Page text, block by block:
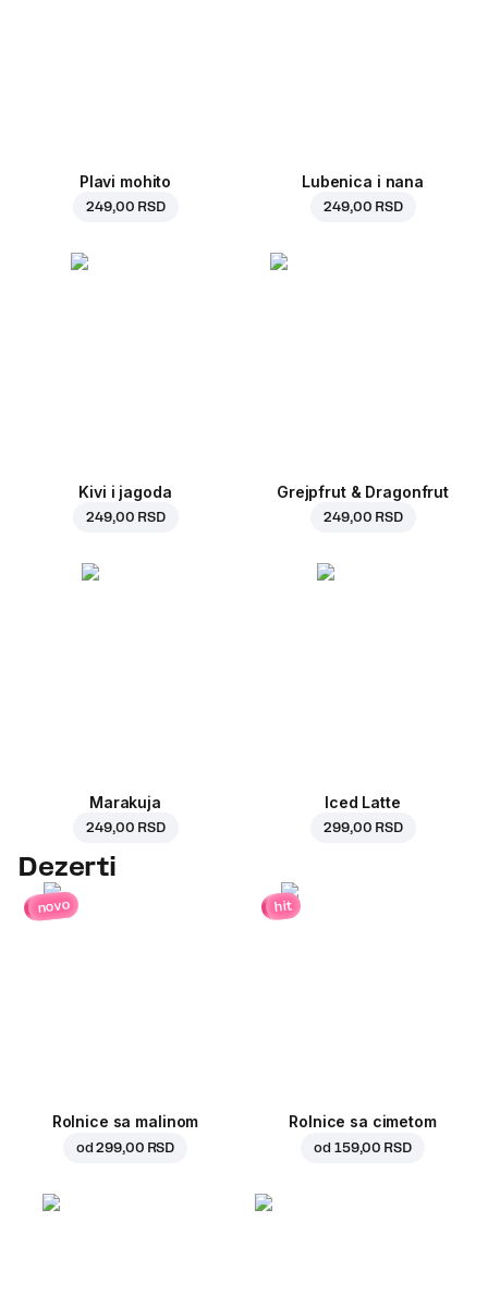
Plavi mohito
249,00 RSD
Lubenica i nana
249,00 RSD
Kivi i jagoda
249,00 RSD
Grejpfrut & Dragonfrut
249,00 RSD
Marakuja
249,00 RSD
Iced Latte
299,00 RSD
Dezerti
novo
Rolnice sa malinom
od299,00 RSD
hit
Rolnice sa cimetom
od 159,00 RSD